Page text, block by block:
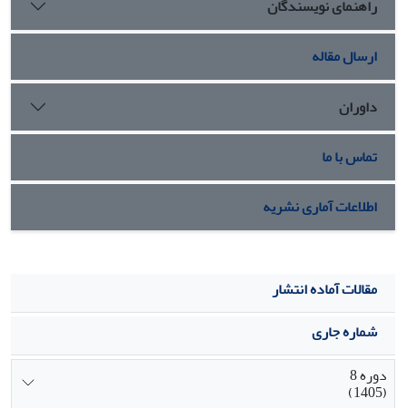
راهنمای نویسندگان
ارسال مقاله
داوران
تماس با ما
اطلاعات آماری نشریه
مقالات آماده انتشار
شماره جاری
دوره 8
(1405)